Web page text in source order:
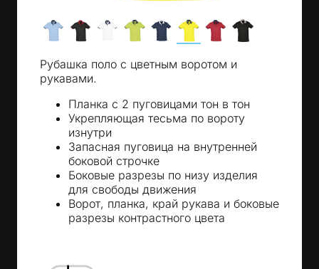
Рубашка поло с цветным воротом и
рукавами.
Планка с 2 пуговицами тон в тон
Укрепляющая тесьма по вороту
изнутри
Запасная пуговица на внутренней
боковой строчке
Боковые разрезы по низу изделия
для свободы движения
Ворот, планка, край рукава и боковые
разрезы контрастного цвета